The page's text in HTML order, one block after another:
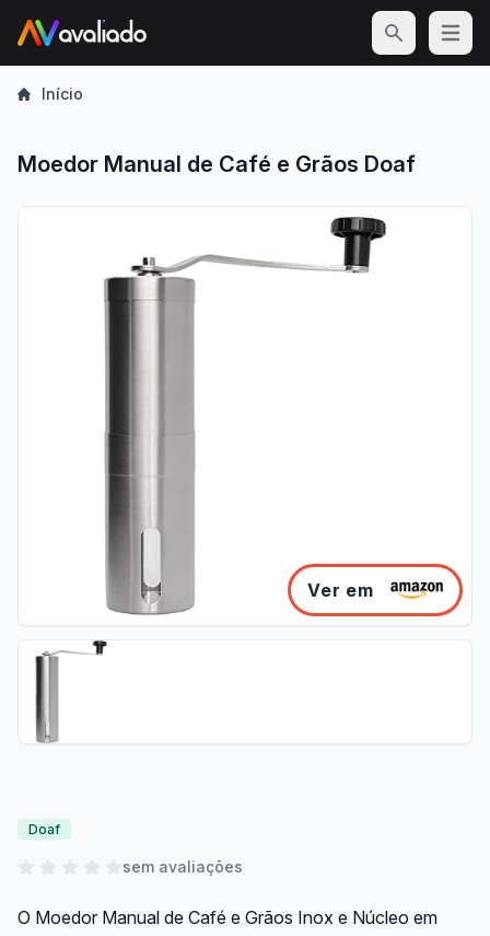
Open
Início
Moedor Manual de Café e Grãos Doaf
Ver em
Doaf
sem avaliações
O Moedor Manual de Café e Grãos Inox e Núcleo em